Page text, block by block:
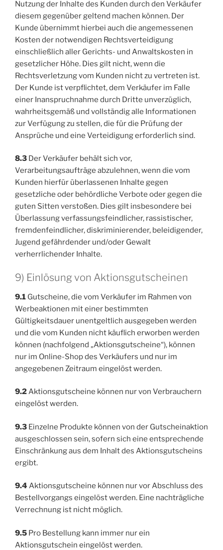
Nutzung der Inhalte des Kunden durch den Verkäufer
diesem gegenüber geltend machen können. Der
Kunde übernimmt hierbei auch die angemessenen
Kosten der notwendigen Rechtsverteidigung
einschließlich aller Gerichts- und Anwaltskosten in
gesetzlicher Höhe. Dies gilt nicht, wenn die
Rechtsverletzung vom Kunden nicht zu vertreten ist.
Der Kunde ist verpflichtet, dem Verkäufer im Falle
einer Inanspruchnahme durch Dritte unverzüglich,
wahrheitsgemäß und vollständig alle Informationen
zur Verfügung zu stellen, die für die Prüfung der
Ansprüche und eine Verteidigung erforderlich sind.
8.3 Der Verkäufer behält sich vor,
Verarbeitungsaufträge abzulehnen, wenn die vom
Kunden hierfür überlassenen Inhalte gegen
gesetzliche oder behördliche Verbote oder gegen die
guten Sitten verstoßen. Dies gilt insbesondere bei
Überlassung verfassungsfeindlicher, rassistischer,
fremdenfeindlicher, diskriminierender, beleidigender,
Jugend gefährdender und/oder Gewalt
verherrlichender Inhalte.
9) Einlösung von Aktionsgutscheinen
9.1 Gutscheine, die vom Verkäufer im Rahmen von
Werbeaktionen mit einer bestimmten
Gültigkeitsdauer unentgeltlich ausgegeben werden
und die vom Kunden nicht käuflich erworben werden
können (nachfolgend „Aktionsgutscheine“), können
nur im Online-Shop des Verkäufers und nur im
angegebenen Zeitraum eingelöst werden.
9.2Aktionsgutscheine können nur von Verbrauchern
eingelöst werden.
9.3 Einzelne Produkte können von der Gutscheinaktion
ausgeschlossen sein, sofern sich eine entsprechende
Einschränkung aus dem Inhalt des Aktionsgutscheins
ergibt.
9.4 Aktionsgutscheine können nur vor Abschluss des
Bestellvorgangs eingelöst werden. Eine nachträgliche
Verrechnung ist nicht möglich.
9.5 Pro Bestellung kann immer nur ein
Aktionsgutschein eingelöst werden.